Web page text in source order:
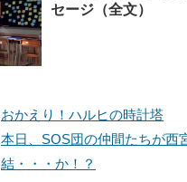
セージ（全文）
おかえり！ハルヒの時計塔
本日、SOS団の仲間たちが西
結・・・か！？